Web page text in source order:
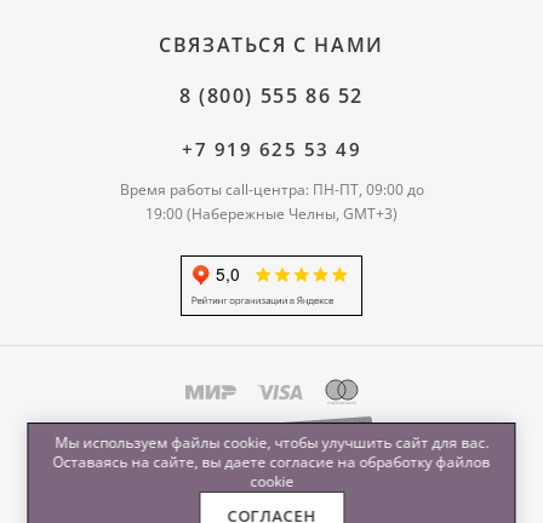
СВЯЗАТЬСЯ С НАМИ
8 (800) 555 86 52
+7 919 625 53 49
Время работы call-центра: ПН-ПТ, 09:00 до
19:00 (Набережные Челны, GMT+3)
Мы используем файлы cookie, чтобы улучшить сайт для вас.
Оставаясь на сайте, вы даете согласие на обработкуфайлов
cookie
СОГЛАСЕН